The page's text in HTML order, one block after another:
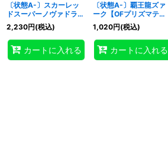
〔状態A-〕スカーレッ
ドスーパーノヴァドラゴ
ン【OFプリズマティッ
クシークレット】
{LOSP-JP013}《シンク
ロ》
2,230円(税込)
カートに入れる
〔状態A-〕覇王龍ズァ
ーク【OFプリズマティ
ックシークレット】
{LOSP-JP015}《融合》
1,020円(税込)
カートに入れる